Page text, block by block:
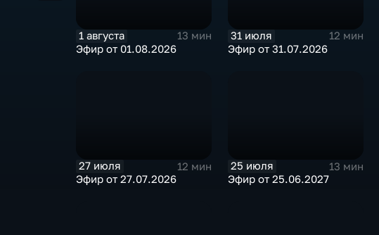
1 августа
13 мин
Эфир от 01.08.2026
31 июля
12 мин
Эфир от 31.07.2026
27 июля
12 мин
Эфир от 27.07.2026
25 июля
13 мин
Эфир от 25.06.2027